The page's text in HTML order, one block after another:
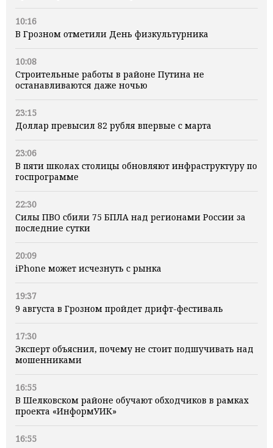
10:16
В Грозном отметили День физкультурника
10:08
Строительные работы в районе Путина не
останавливаются даже ночью
23:15
Доллар превысил 82 рубля впервые с марта
23:06
В пяти школах столицы обновляют инфраструктуру по
госпрограмме
22:30
Силы ПВО сбили 75 БПЛА над регионами России за
последние сутки
20:09
iPhone может исчезнуть с рынка
19:37
9 августа в Грозном пройдет дрифт-фестиваль
17:30
Эксперт объяснил, почему не стоит подшучивать над
мошенниками
16:55
В Шелковском районе обучают обходчиков в рамках
проекта «ИнформУИК»
16:55